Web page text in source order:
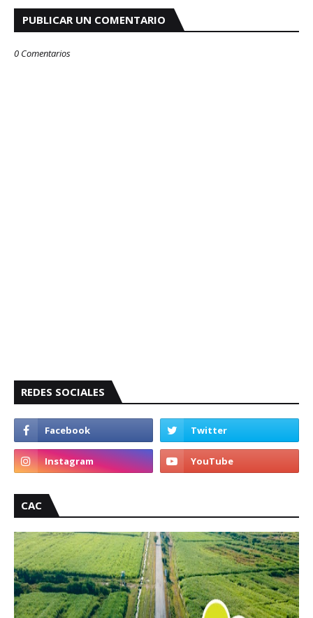
PUBLICAR UN COMENTARIO
0 Comentarios
REDES SOCIALES
CAC